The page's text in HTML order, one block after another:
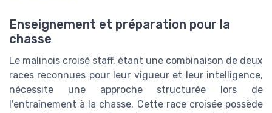
Enseignement et préparation pour la
chasse
Le malinois croisé staff, étant une combinaison de deux
races reconnues pour leur vigueur et leur intelligence,
nécessite une approche structurée lors de
l'entraînement à la chasse. Cette race croisée possède